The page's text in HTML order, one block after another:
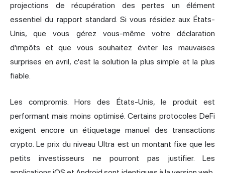
projections de récupération des pertes un élément
essentiel du rapport standard. Si vous résidez aux États-
Unis, que vous gérez vous-même votre déclaration
d'impôts et que vous souhaitez éviter les mauvaises
surprises en avril, c'est la solution la plus simple et la plus
fiable.
Les compromis. Hors des États-Unis, le produit est
performant mais moins optimisé. Certains protocoles DeFi
exigent encore un étiquetage manuel des transactions
crypto. Le prix du niveau Ultra est un montant fixe que les
petits investisseurs ne pourront pas justifier. Les